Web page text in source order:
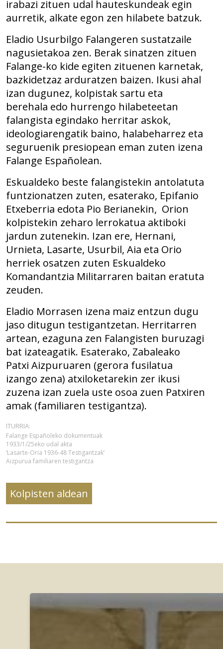
irabazi zituen udal hauteskundeak egin
aurretik, alkate egon zen hilabete batzuk.
Eladio Usurbilgo Falangeren sustatzaile
nagusietakoa zen. Berak sinatzen zituen
Falange-ko kide egiten zituenen karnetak,
bazkidetzaz arduratzen baizen. Ikusi ahal
izan dugunez, kolpistak sartu eta
berehala edo hurrengo hilabeteetan
falangista egindako herritar askok,
ideologiarengatik baino, halabeharrez eta
seguruenik presiopean eman zuten izena
Falange Españolean.
Eskualdeko beste falangistekin antolatuta
funtzionatzen zuten, esaterako, Epifanio
Etxeberria edota Pio Berianekin, Orion
kolpistekin zeharo lerrokatua aktiboki
jardun zutenekin. Izan ere, Hernani,
Urnieta, Lasarte, Usurbil, Aia eta Orio
herriek osatzen zuten Eskualdeko
Komandantzia Militarraren baitan eratuta
zeuden.
Eladio Morrasen izena maiz entzun dugu
jaso ditugun testigantzetan. Herritarren
artean, ezaguna zen Falangisten buruzagi
bat izateagatik. Esaterako, Zabaleako
Patxi Aizpuruaren (gerora fusilatua
izango zena) atxiloketarekin zer ikusi
zuzena izan zuela uste osoa zuen Patxiren
amak (familiaren testigantza).
ITURRIA:
Falange Españoleko dokumentuak
1933/1/25eko udal akta
‘Lasarte-Oria 1936-48 Testigantzak’
Aizpurua familiaren testigantza
Kolpisten aldean